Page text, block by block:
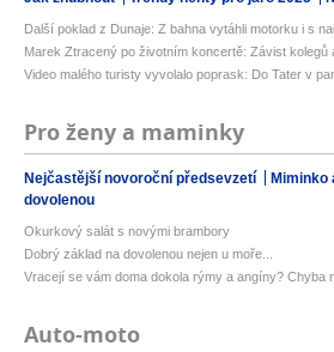
Další poklad z Dunaje: Z bahna vytáhli motorku i s
Marek Ztracený po životním koncertě: Závist kolegů
Video malého turisty vyvolalo poprask: Do Tater v
Pro ženy a maminky
Nejčastější novoroční předsevzetí Miminko
dovolenou
Okurkový salát s novými brambory
Dobrý základ na dovolenou nejen u moře...
Vracejí se vám doma dokola rýmy a angíny? Chyba
Auto-moto